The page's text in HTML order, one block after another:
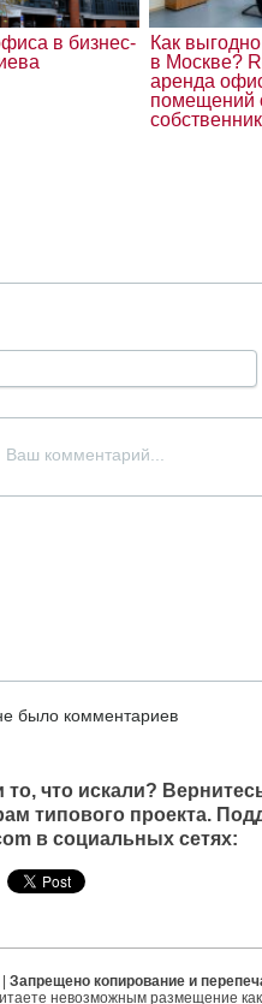
в бизнес-
Как
в Москве?
аренда
помещений
было комментариев
то, что искали?
типового проекта.
в социальных сетях:
Запрещено копирование и
невозможным размещение